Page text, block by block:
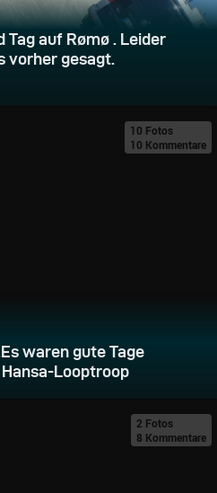
auf Rømø . Leider
vorher gesagt.
10 Fotos
10 Kommentare
waren gute Tage
Looptroop
2 Fotos
8 Kommentare